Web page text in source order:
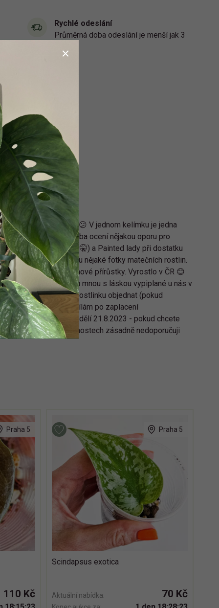
Rychlé odeslání
Průměrná doba odeslání je menší jak 3
se ani neozval 😕 V jednom kelímku je jedna
tvar listu i růst, oba ocení nějakou oporu pro
stonky (i kořínky🤫) a Painted lady při dostatku
přiložím pro představu nějaké fotky matečních rostlin.
podívanou na nové přírůstky. Vyrostlo v ČR 😊
Všechny jsou mnou s láskou vypiplané u nás v
do 48 vyhranou rostlinku objednat (pokud
znovu. Odesílám po zaplacení
objednávek v pondělí 21.8.2023 - pokud chcete
špatných zkušenostech zásadně nedoporučuji
Praha 5
110 Kč
Praha 5
Scindapsus exotica
Aktuální nabídka: 70 Kč